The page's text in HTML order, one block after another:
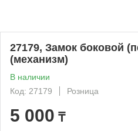
27179, Замок боковой
(механизм)
В наличии
Код: 27179
Розница
5 000 ₸